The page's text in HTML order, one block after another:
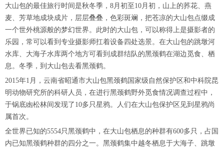
大山包的最佳旅行时间是秋冬季，8月初至10月初，山上的荞花、燕
麦、芳草地成块成片，层层叠叠，色彩斑斓，把苍凉的大山包点缀成
一个世外桃源般的梦幻世界。此时的大山包，可以称得上是摄影者的
乐园，常可以看到专业摄影师扛着设备四处选景。在大山包的跳墩河
水库、大海子水库两个地方可看到成群结队的黑颈鹤在湖边觅食、栖
息。冬季，到大山包去看黑颈鹤。
2015年1月，云南省昭通市大山包黑颈鹤国家级自然保护区和中科院昆
明动物研究所的科研人员，在进行黑颈鹤野外觅食情况调查过程中，
于锅底凼松林间发现了10多只星鸦。人们在大山包保护区见到星鸦尚
属首次。
全世界已知的5554只黑颈鹤中，在大山包栖息的种群有600多只，占国
内已知黑颈鹤种群的四分之一。黑颈鹤集中越冬栖息于大海子、跳墩